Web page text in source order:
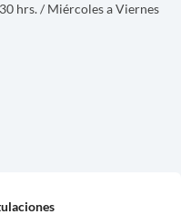
hrs. / Miércoles a Viernes